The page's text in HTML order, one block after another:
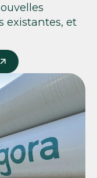
existantes, et